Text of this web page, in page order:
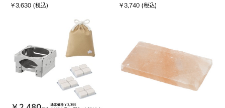
￥3,630 (税込) ￥3,740 (税込)